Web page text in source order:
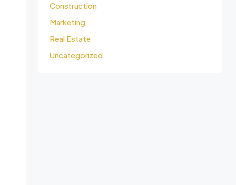
Construction
Marketing
Real Estate
Uncategorized